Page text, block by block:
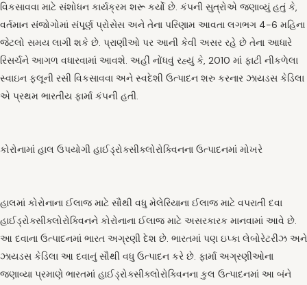
વિકસાવવા માટે સંશોધન કાર્યક્રમ શરૂ કર્યો છે. કંપની સુત્રોએ જણાવ્યું હતું કે,
વર્તમાન સંજોગોમાં સંપૂર્ણ પ્રોસેસ અને તેના પરિણામ આવતા લગભગ 4-6 મહિના
જેટલો સમય લાગી શકે છે. પ્રાણીઓ પર આની કેવી અસર રહે છે તેના આધારે
રિસર્ચને આગળ વધારવામાં આવશે. અહીં નોંધવું રહ્યું કે, 2010 માં ફાટી નીકળેલા
સ્વાઇન ફ્લૂની રસી વિકસાવવા અને સ્વદેશી ઉત્પાદન શરુ કરનાર ઝાયડસ કેડિલા
એ પ્રથમ ભારતીય ફાર્મા કંપની હતી.
કોરોનામાં હાલ ઉપયોગી હાઈડ્રોક્સીક્લોરોક્વિનના ઉત્પાદનમાં મોખરે
હાલમાં કોરોનાના ઈલાજ માટે સૌથી વધુ મેલેરિયાના ઈલાજ માટે વપરાતી દવા
હાઈડ્રોક્સીક્લોરોક્વિનને કોરોનાના ઈલાજ માટે અસરકારક માનવામાં આવે છે.
આ દવાના ઉત્પાદનમાં ભારત અગ્રણી દેશ છે. ભારતમાં પણ ઇપ્કા લેબોરેટરીઝ અને
ઝાયડસ કેડિલા આ દવાનું સૌથી વધુ ઉત્પાદન કરે છે. ફાર્મા અગ્રણીઓના
જણાવ્યા પ્રમાણે ભારતમાં હાઈડ્રોક્સીક્લોરોક્વિનના કુલ ઉત્પાદનમાં આ બંને